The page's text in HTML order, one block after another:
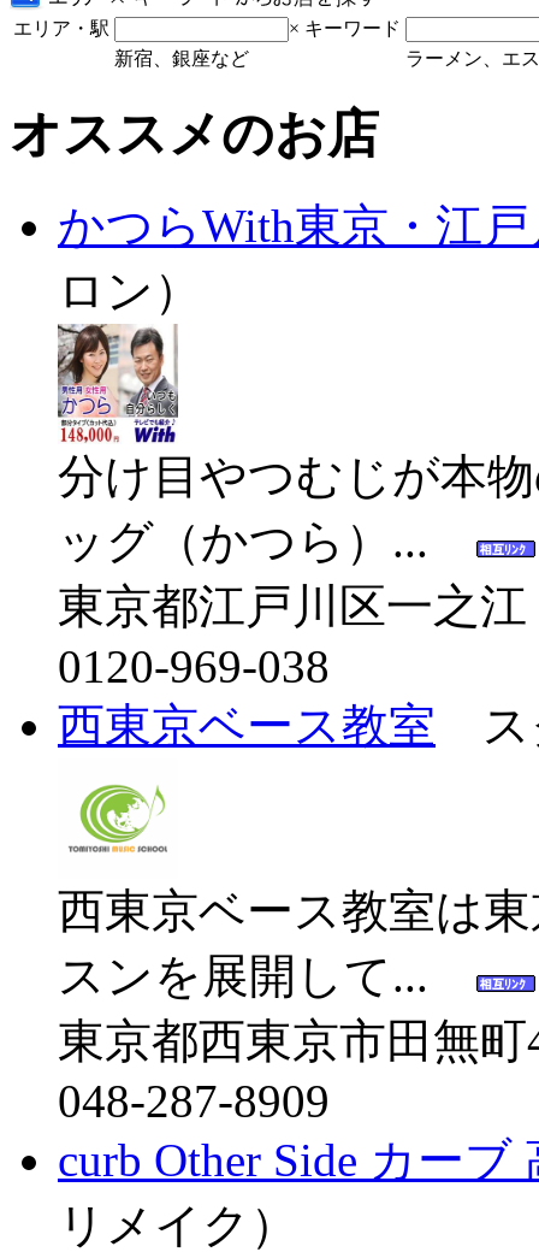
エリア・駅 × キーワード
新宿、銀座など
ラーメン、エ
オススメのお店
かつらWith東京・江
ロン）
分け目やつむじが本
ッグ（かつら）...
東京都江戸川区一之江
0120-969-038
西東京ベース教室 ス
西東京ベース教室は
スンを展開して...
東京都西東京市田無町
048-287-8909
curb Other Side カーブ
リメイク）